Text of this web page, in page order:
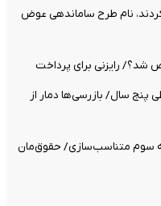
نام طرح ساماندهی عوض
شد؟/ رایزنی برای پرداخت
هزار کارگر طی پنج سال/ بازرسی‌ها دمار از
سوم متناسب‌سازی/ حقوق‌مان